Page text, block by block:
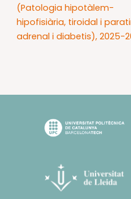
(Patologia hipotàlem-
hipofisiària, tiroidal i
adrenal i diabetis), 2025-